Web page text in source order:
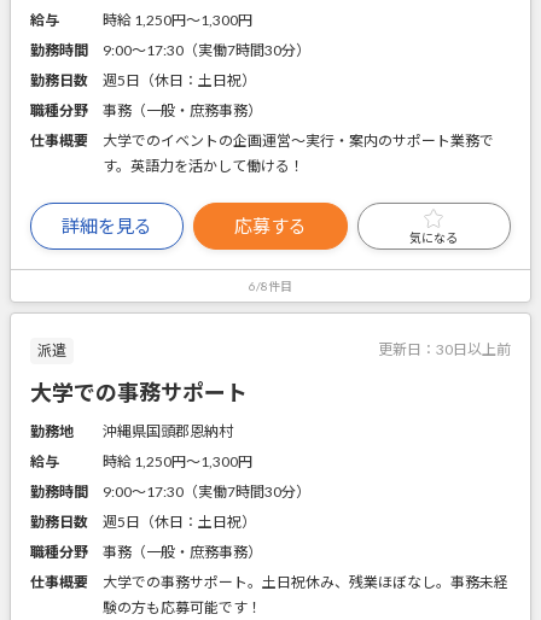
給与
時給 1,250円〜1,300円
勤務時間
9:00～17:30（実働7時間30分）
勤務日数
週5日（休日：土日祝）
職種分野
事務（一般・庶務事務）
仕事概要
大学でのイベントの企画運営～実行・案内のサポート業務で
す。英語力を活かして働ける！
詳細を見る 応募する
気になる
6/8件目
派遣 更新日： 30日以上前
大学での事務サポート
勤務地
沖縄県国頭郡恩納村
給与
時給 1,250円〜1,300円
勤務時間
9:00～17:30（実働7時間30分）
勤務日数
週5日（休日：土日祝）
職種分野
事務（一般・庶務事務）
仕事概要
大学での事務サポート。土日祝休み、残業ほぼなし。事務未経
験の方も応募可能です！